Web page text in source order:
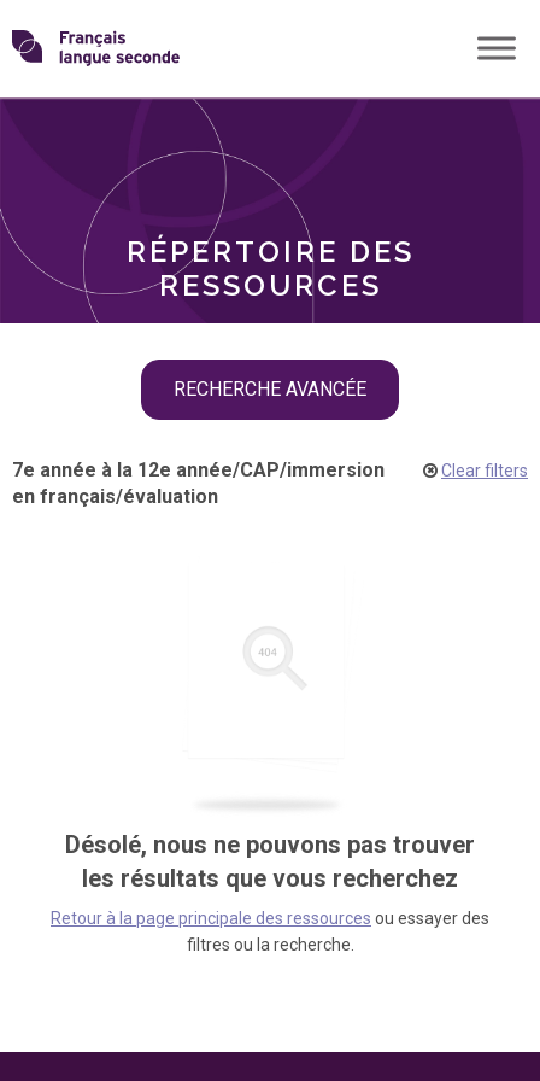
Skip
toTransformons
langue
RÉPERTOIRE DES
RESSOURCES
RECHERCHE AVANCÉE
THÈMES
7e année à la 12e année/CAP/immersion
en français/évaluation
Clear filters
Désolé, nous ne pouvons pas trouver
les résultats que vous recherchez
Retour à la page principale des ressources ou essayer des
filtres ou la recherche.